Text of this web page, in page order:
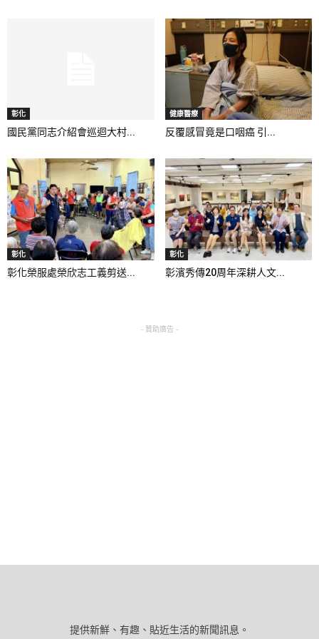
彰化
國民黨同志介紹會巡迴大村...
健康醫療
反覆感冒竟是口咽癌 引...
彰化
彰化榮服處榮欣志工義剪送...
彰化
彰濱秀傳20周年深耕人文...
- 贊助廣告 -
提供新鮮、有趣、貼近生活的新聞訊息。